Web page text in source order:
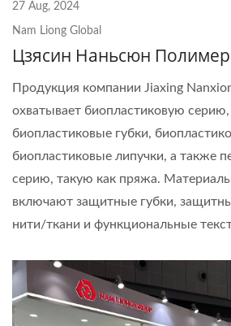
27 Aug, 2024
Nam Liong Global
Цзясин Наньсюн
Продукция компании Jiaxing
охватывает биопластиковую
биопластиковые губки,
биопластиковые липучки, а также
серию, такую как пряжа.
включают защитные губки,
нити/ткани и функциональные